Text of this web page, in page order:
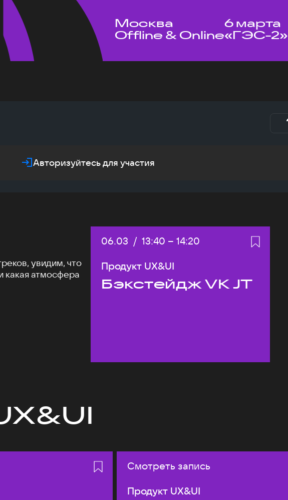
Москва
Offline & Online
6 марта
«ГЭС-2»
Авторизуйтесь для участия
увидим, что
какая атмосфера
Дата:
06.03 / Начало:
13:40 – Конец:
14:20
Продукт UX&UI
Бэкстейдж VK JT
Смотреть запись
Продукт UX&UI